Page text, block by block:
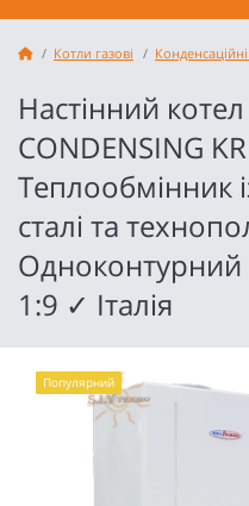
Котли газові
Настінний
CONDENSING
Теплообмінник
сталі та
1:9 ✓ Італія
Популярний